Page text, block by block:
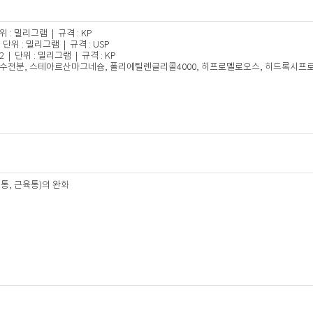
: 밀리그램 | 규격 : KP
위 : 밀리그램 | 규격 : USP
| 단위 : 밀리그램 | 규격 : KP
전분, 스테아르산마그네슘, 폴리에틸렌글리콜4000, 히프로멜로오스, 히드록시프
, 근육통)의 완화​